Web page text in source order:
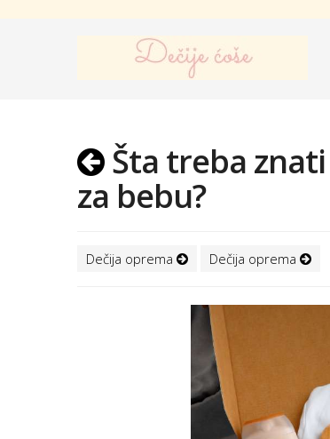
Šta treba
za bebu?
Dečija oprema Dečija oprema